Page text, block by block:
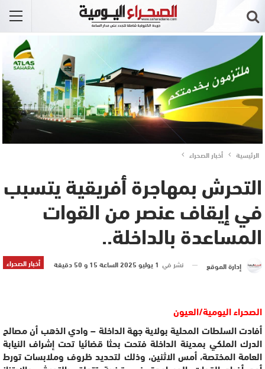
الرئيسية أخبار الصحراء
التحرش بمهاجرة أفريقية يتسبب
في إيقاف عنصر من القوات
المساعدة بالداخلة..
أخبار الصحراء إدارة الموقع نشر في 1 يوليو 2025 الساعة 15 و 50 دقيقة
الصحراء اليومية/العيون
أفادت السلطات المحلية بولاية جهة الداخلة – وادي الذهب أن مصالح
الدرك الملكي بمدينة الداخلة فتحت بحثا قضائيا تحت إشراف النيابة
العامة المختصة، أمس الاثنين، وذلك لتحديد ظروف وملابسات تورط